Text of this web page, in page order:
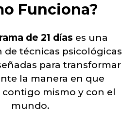
Funciona?
de 21 días es una
de técnicas psicológicas
para transformar
la manera en que
mismo y con el
mundo.